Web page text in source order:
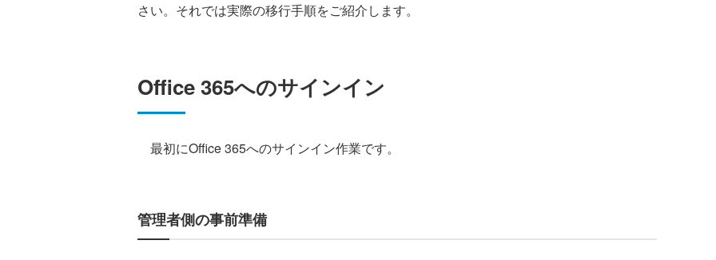
さい。それでは実際の移行手順をご紹介します。
Office 365へのサインイン
最初にOffice 365へのサインイン作業です。
管理者側の事前準備